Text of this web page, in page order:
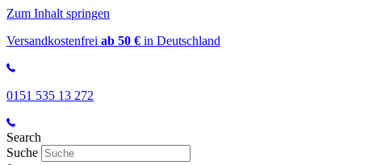
Zum Inhalt springen
Versandkostenfrei ab 50 € in Deutschland
0151 535 13 272
Search
Suche